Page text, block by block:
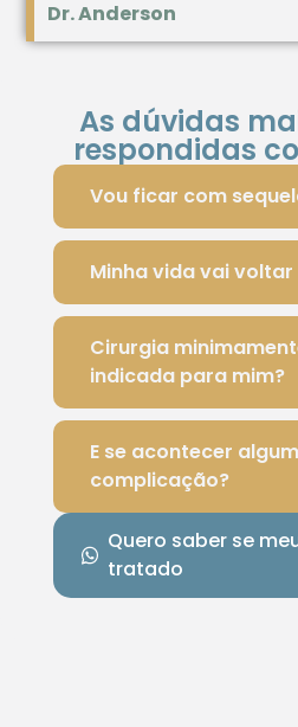
Dr. Anderson
As dúvidas
respondidas
Vou ficar com
Minha vida vai
Cirurgia
indicada para mim?
E se acontecer
complicação?
Quero saber se
tratado